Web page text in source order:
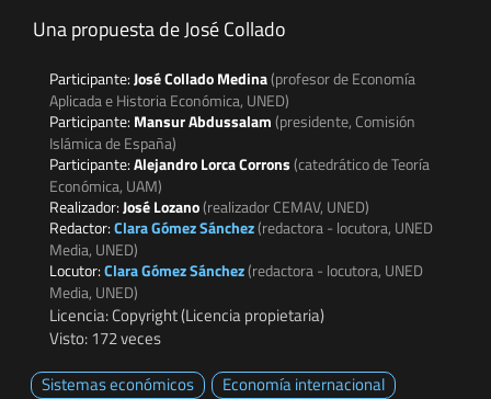
Una propuesta de José Collado
Participante:José Collado Medina(profesor de Economía
Aplicada e Historia Económica, UNED)
Participante: Mansur Abdussalam(presidente, Comisión
Islámica de España)
Participante:Alejandro Lorca Corrons(catedrático de Teoría
Económica, UAM)
Realizador:José Lozano(realizador CEMAV, UNED)
Redactor:Clara Gómez Sánchez(redactora - locutora, UNED
Media, UNED)
Locutor:Clara Gómez Sánchez(redactora - locutora, UNED
Media, UNED)
Licencia: Copyright (Licencia propietaria)
Visto: 172 veces
Sistemas económicos
Economía internacional